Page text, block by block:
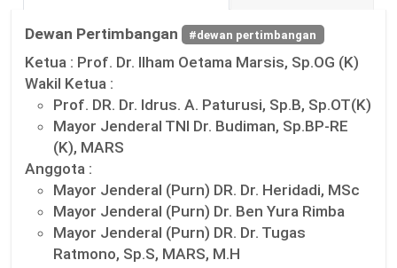
Dewan Pertimbangan #dewan pertimbangan
Ketua : Prof. Dr. Ilham Oetama Marsis, Sp.OG (K)
Wakil Ketua :
Prof. DR. Dr. Idrus. A. Paturusi, Sp.B, Sp.OT(K)
Mayor Jenderal TNI Dr. Budiman, Sp.BP-RE
(K), MARS
Anggota :
Mayor Jenderal (Purn) DR. Dr. Heridadi, MSc
Mayor Jenderal (Purn) Dr. Ben Yura Rimba
Mayor Jenderal (Purn) DR. Dr. Tugas
Ratmono, Sp.S, MARS, M.H